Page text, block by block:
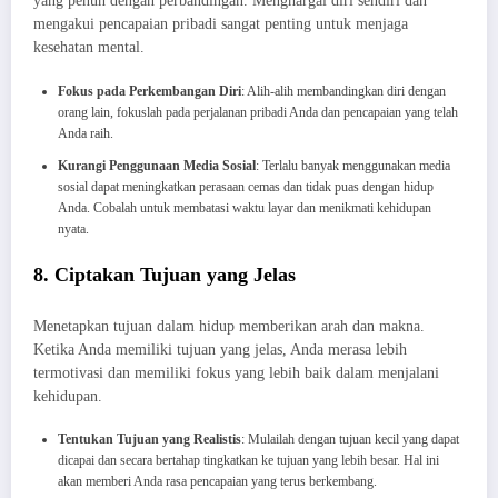
mengakui pencapaian pribadi sangat penting untuk menjaga
kesehatan mental.
Fokus pada Perkembangan Diri: Alih-alih membandingkan diri dengan
orang lain, fokuslah pada perjalanan pribadi Anda dan pencapaian yang telah
Anda raih.
Kurangi Penggunaan Media Sosial: Terlalu banyak menggunakan media
sosial dapat meningkatkan perasaan cemas dan tidak puas dengan hidup
Anda. Cobalah untuk membatasi waktu layar dan menikmati kehidupan
nyata.
8. Ciptakan Tujuan yang Jelas
Menetapkan tujuan dalam hidup memberikan arah dan makna.
Ketika Anda memiliki tujuan yang jelas, Anda merasa lebih
termotivasi dan memiliki fokus yang lebih baik dalam menjalani
kehidupan.
Tentukan Tujuan yang Realistis: Mulailah dengan tujuan kecil yang dapat
dicapai dan secara bertahap tingkatkan ke tujuan yang lebih besar. Hal ini
akan memberi Anda rasa pencapaian yang terus berkembang.